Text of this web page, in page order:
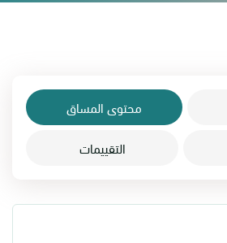
محتوى المساق
التقييمات